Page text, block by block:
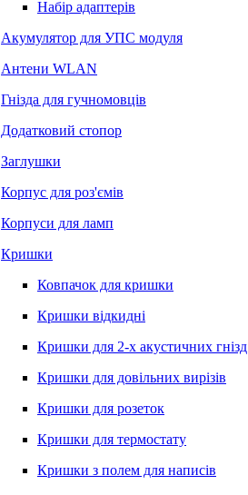
Набір адаптерів
Акумулятор для УПС модуля
Антени WLAN
Гнізда для гучномовців
Додатковий стопор
Заглушки
Корпус для роз'ємів
Корпуси для ламп
Кришки
Ковпачок для кришки
Кришки відкидні
Кришки для 2-х акустичних гнізд
Кришки для довільних вирізів
Кришки для розеток
Кришки для термостату
Кришки з полем для написів